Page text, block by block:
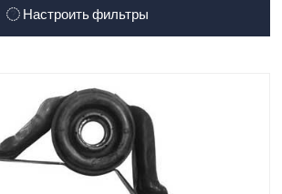
Настроить фильтры